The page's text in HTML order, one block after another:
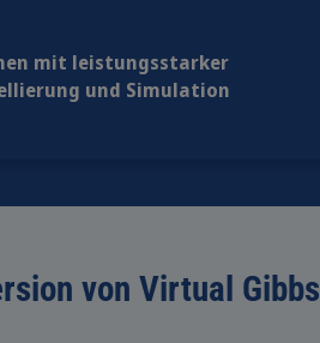
mit leistungsstarker
und Simulation
von Virtual Gibbs